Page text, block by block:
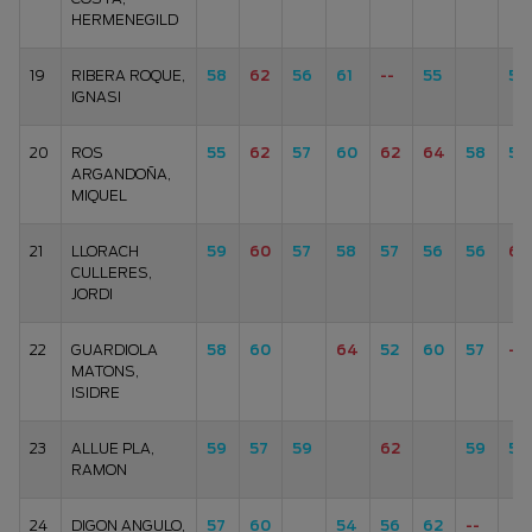
HERMENEGILD
19
RIBERA ROQUE,
IGNASI
58 62 56 61 -- 55 54
20
ROS
ARGANDOÑA,
MIQUEL
55 62 57 60 62 64 58 57
21
LLORACH
CULLERES,
JORDI
59 60 57 58 57 56 56 60
22
GUARDIOLA
MATONS,
ISIDRE
58 60 64 52 60 57 --
23
ALLUE PLA,
RAMON
59 57 59 62 59 55
24 DIGON ANGULO, 57 60 54 56 62 --